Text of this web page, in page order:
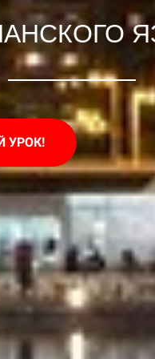
УРОК!